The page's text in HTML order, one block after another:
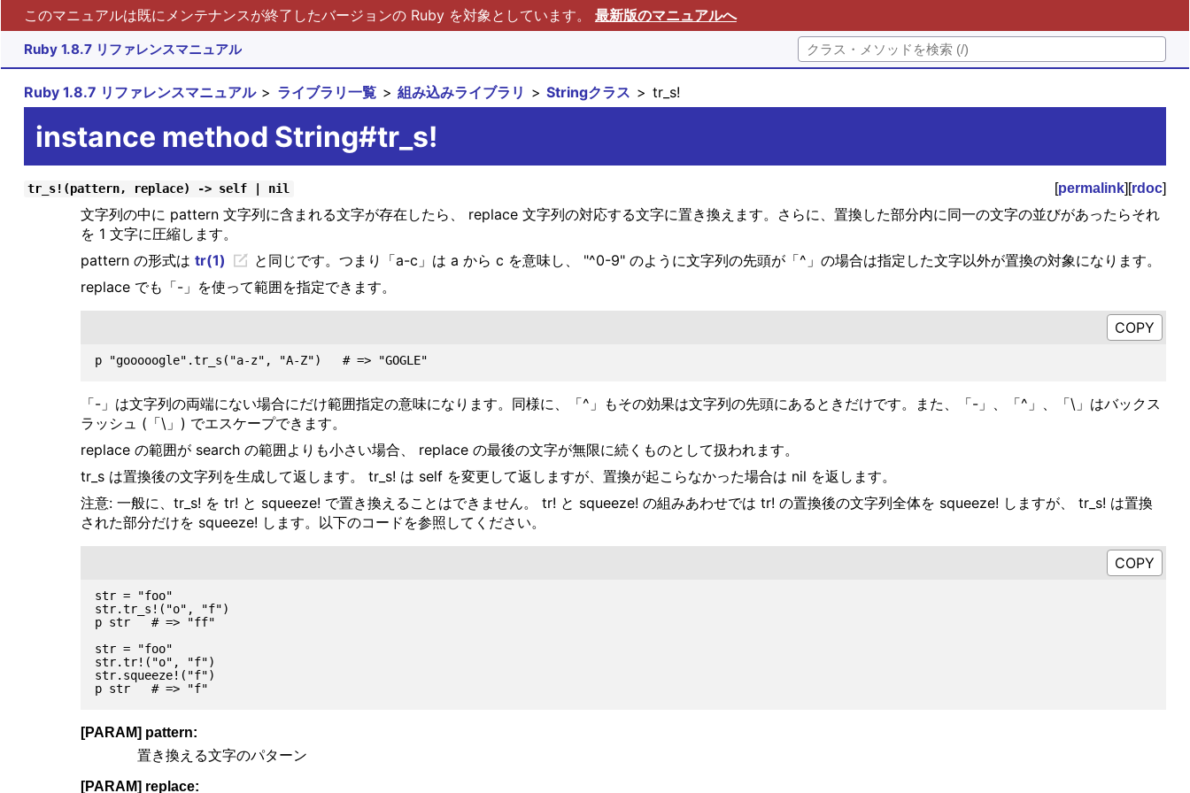
このマニュアルは既にメンテナンスが終了したバージョンの Ruby を対象としています。 最新版のマニュアルへ
Ruby 1.8.7 リファレンスマニュアル
Ruby 1.8.7 リファレンスマニュアル ライブラリ一覧 組み込みライブラリ Stringクラス tr_s!
instance method String#tr_s!
tr_s!(pattern, replace) -> self | nil [permalink][rdoc]
文字列の中に pattern 文字列に含まれる文字が存在したら、 replace 文字列の対応する文字に置き換えます。さらに、置換した部分内に同一の文字の並びがあったらそれ
を 1 文字に圧縮します。
pattern の形式は tr(1)
と同じです。つまり「a-c」は a から c を意味し、 "^0-9" のように文字列の先頭が「^」の場合は指定した文字以外が置換の対象になります。
replace でも「-」を使って範囲を指定できます。
「-」は文字列の両端にない場合にだけ範囲指定の意味になります。同様に、「^」もその効果は文字列の先頭にあるときだけです。また、「-」、「^」、「\」はバックス
ラッシュ (「\」) でエスケープできます。
replace の範囲が search の範囲よりも小さい場合、 replace の最後の文字が無限に続くものとして扱われます。
tr_s は置換後の文字列を生成して返します。 tr_s! は self を変更して返しますが、置換が起こらなかった場合は nil を返します。
注意: 一般に、tr_s! を tr! と squeeze! で置き換えることはできません。 tr! と squeeze! の組みあわせでは tr! の置換後の文字列全体を squeeze! しますが、 tr_s! は置換
された部分だけを squeeze! します。以下のコードを参照してください。
str = "foo"
str.tr_s!("o", "f")
p str   # => "ff"
str = "foo"
str.tr!("o", "f")
str.squeeze!("f")
[PARAM] pattern:
置き換える文字のパターン
[PARAM] replace: